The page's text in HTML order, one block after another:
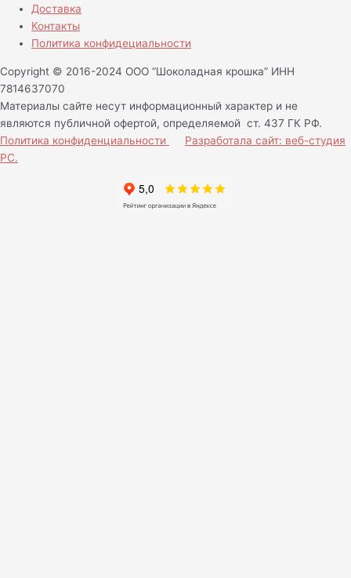
Доставка
Контакты
Политика конфидециальности
Copyright © 2016-2024 ООО “Шоколадная крошка” ИНН
7814637070
Материалы сайте несут информационный характер и не
являются публичной офертой, определяемой ст. 437 ГК РФ.
Политика конфиденциальности
Разработала сайт: веб-студия
РС.